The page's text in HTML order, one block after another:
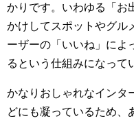
かりです。いわゆる「お
かけしてスポットやグル
ーザーの「いいね」によ
るという仕組みになって
かなりおしゃれなインタ
どにも凝っているため、